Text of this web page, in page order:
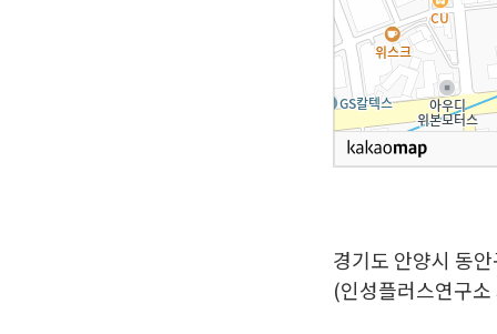
경기도 안양시 동
(인성플러스연구